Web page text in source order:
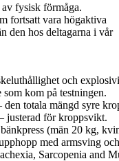
fysisk förmåga.
fortsatt vara högaktiva
den hos deltagarna i vår
och
kom på testningen.
totala mängd syre
justerad för kroppsvikt.
(män 20 kg,
med armsving
Sarcopenia and